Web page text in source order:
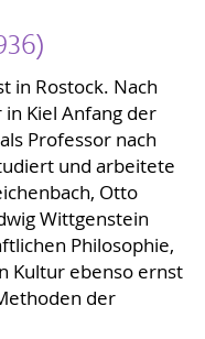
in Rostock. Nach
Kiel Anfang der
Professor nach
und arbeitete
Otto
Wittgenstein
Philosophie,
Kultur ebenso ernst
der